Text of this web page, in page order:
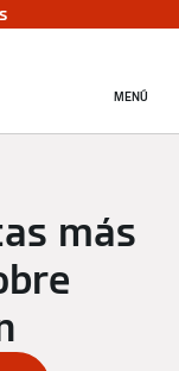
MENÚ
más